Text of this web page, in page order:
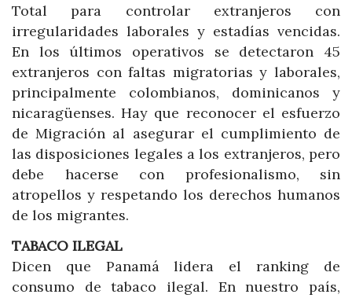
Total para controlar extranjeros con
irregularidades laborales y estadías vencidas.
En los últimos operativos se detectaron 45
extranjeros con faltas migratorias y laborales,
principalmente colombianos, dominicanos y
nicaragüenses. Hay que reconocer el esfuerzo
de Migración al asegurar el cumplimiento de
las disposiciones legales a los extranjeros, pero
debe hacerse con profesionalismo, sin
atropellos y respetando los derechos humanos
de los migrantes.
TABACO ILEGAL
Dicen que Panamá lidera el ranking de
consumo de tabaco ilegal. En nuestro país,